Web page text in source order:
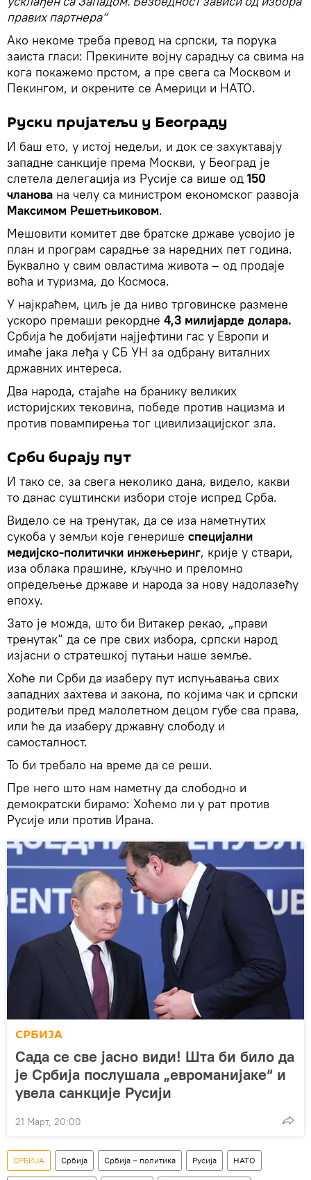
правих партнера“
Ако некоме треба превод на српски, та порука
заиста гласи: Прекините војну сарадњу са свима на
кога покажемо прстом, а пре свега са Москвом и
Пекингом, и окрените се Америци и НАТО.
Руски пријатељи у Београду
И баш ето, у истој недељи, и док се захуктавају
западне санкције према Москви, у Београд је
слетела делегација из Русије са више од 150
чланова на челу са министром економског развоја
Максимом Решетњиковом.
Мешовити комитет две братске државе усвојио је
план и програм сарадње за наредних пет година.
Буквално у свим овластима живота – од продаје
воћа и туризма, до Космоса.
У најкраћем, циљ је да ниво трговинске размене
ускоро премаши рекордне 4,3 милијарде долара.
Србија ће добијати најјефтини гас у Европи и
имаће јака леђа у СБ УН за одбрану виталних
државних интереса.
Два народа, стајаће на бранику великих
историјских тековина, победе против нацизма и
против повампирења тог цивилизацијског зла.
Срби бирају пут
И тако се, за свега неколико дана, видело, какви
то данас суштински избори стоје испред Срба.
Видело се на тренутак, да се иза наметнутих
сукоба у земљи које генерише специјални
медијско-политички инжењеринг, крије у ствари,
иза облака прашине, кључно и преломно
опредељење државе и народа за нову надолазећу
епоху.
Зато је можда, што би Витакер рекао, „прави
тренутак“ да се пре свих избора, српски народ
изјасни о стратешкој путањи наше земље.
Хоће ли Срби да изаберу пут испуњавања свих
западних захтева и закона, по којима чак и српски
родитељи пред малолетном децом губе сва права,
или ће да изаберу државну слободу и
самосталност.
То би требало на време да се реши.
Пре него што нам наметну да слободно и
демократски бирамо: Хоћемо ли у рат против
Русије или против Ирана.
СРБИЈА
Сада се све јасно види! Шта би било да
је Србија послушала „евроманијаке“ и
увела санкције Русији
21 Март, 20:00
СРБИЈА Србија Србија – политика Русија НАТО